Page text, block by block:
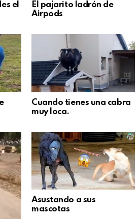
el
El pajarito ladrón de
Airpods
Cuando tienes una cabra
muy loca.
Asustando a sus
mascotas